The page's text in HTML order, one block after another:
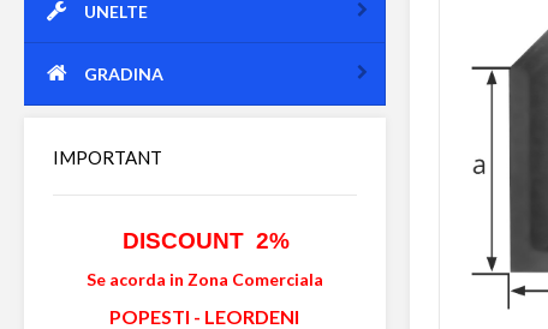
UNELTE
GRADINA
IMPORTANT
DISCOUNT 2%
Se acorda in Zona Comerciala
POPESTI - LEORDENI